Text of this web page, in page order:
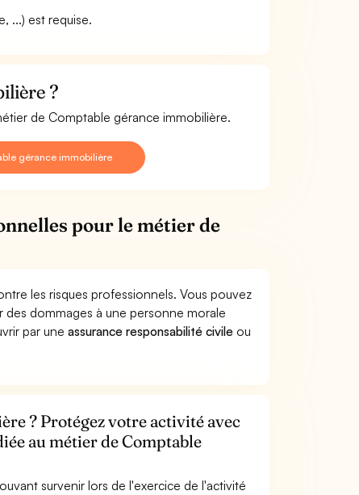
...) est requise.
?
de Comptable gérance immobilière.
gérance immobilière
pour le métier de
les risques professionnels. Vous pouvez
dommages à une personne morale
par uneassurance responsabilité civile ou
? Protégez votre activité avec
au métier de Comptable
survenir lors de l'exercice de l'activité